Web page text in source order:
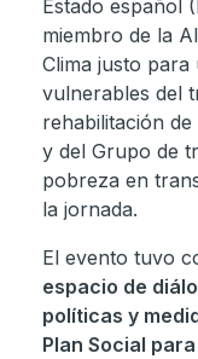
Estado español
miembro de la
Clima justo
vulnerables del
rehabilitación
y del Grupo de
pobreza en
la jornada.
El evento tuvo
espacio de
políticas y
Plan Social